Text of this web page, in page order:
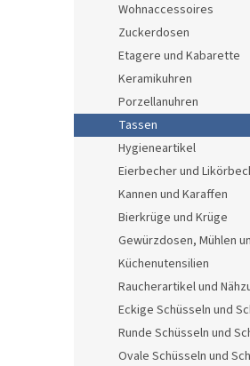
Wohnaccessoires
Zuckerdosen
Etagere und Kabarette
Keramikuhren
Porzellanuhren
Tassen
Hygieneartikel
Eierbecher und
Kannen und Karaffen
Bierkrüge und Krüge
Gewürzdosen, Mühlen
Küchenutensilien
Raucherartikel und
Eckige Schüsseln und
Runde Schüsseln und
Ovale Schüsseln und